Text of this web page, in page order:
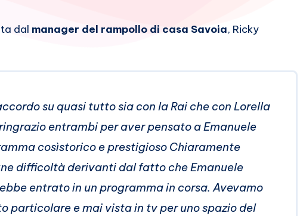
dal manager del rampollo di casa Savoia, Ricky
su quasi tutto sia con la Rai che con Lorella
entrambi per aver pensato a Emanuele
cosìstorico e prestigioso Chiaramente
difficoltà derivanti dal fatto che Emanuele
entrato in un programma in corsa. Avevamo
particolare e mai vista in tv per uno spazio del